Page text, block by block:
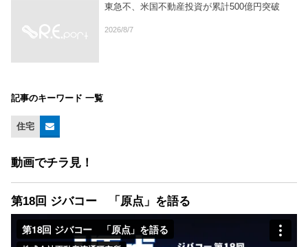
東急不、米国不動産投資が累計500億円突破
2026/8/7
記事のキーワード 一覧
住宅
動画でチラ見！
第18回 ジバコー 「原点」を語る